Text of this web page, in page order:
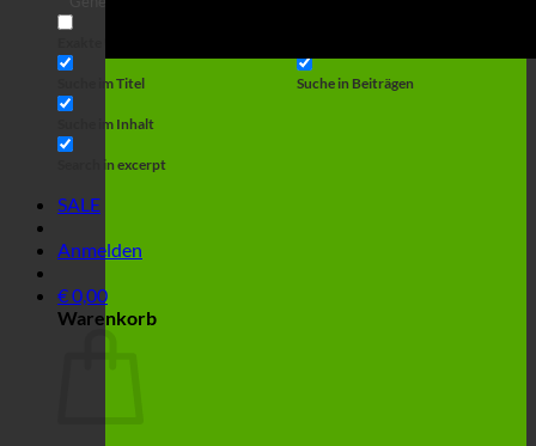
Suche im Titel
Suche im Inhalt
Search in excerpt
Suche in Beiträgen
SALE
Anmelden
€0,00
Warenkorb